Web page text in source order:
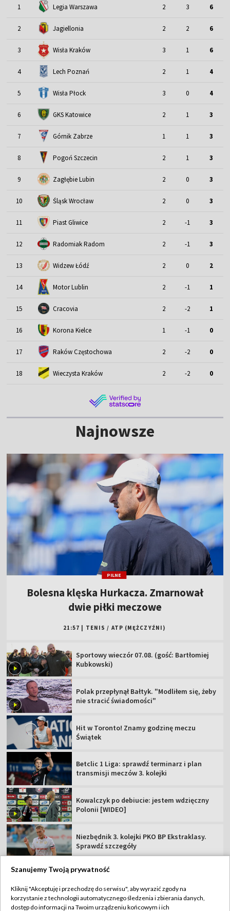
1 Legia Warszawa 2 3 6
2 Jagiellonia 2 2 6
3 Wisła Kraków 3 1 6
4 Lech Poznań 2 1 4
5 Wisła Płock 3 0 4
6 GKS Katowice 2 1 3
7 Górnik Zabrze 1 1 3
8 Pogoń Szczecin 2 1 3
9 Zagłębie Lubin 2 0 3
10 Śląsk Wrocław 2 0 3
11 Piast Gliwice 2 -1 3
12 Radomiak Radom 2 -1 3
13 Widzew Łódź 2 0 2
14 Motor Lublin 2 -1 1
15 Cracovia 2 -2 1
16 Korona Kielce 1 -1 0
17 Raków Częstochowa 2 -2 0
18 Wieczysta Kraków 2 -2 0
Najnowsze
PILNE
Bolesna klęska Hurkacza. Zmarnował
dwie piłki meczowe
21:57 TENIS / ATP (MĘŻCZYŹNI)
Sportowy wieczór 07.08. (gość: Bartłomiej
Kubkowski)
Polak przepłynął Bałtyk. "Modliłem się, żeby
nie stracić świadomości"
Hit w Toronto! Znamy godzinę meczu
Świątek
Betclic 1 Liga: sprawdź terminarz i plan
transmisji meczów 3. kolejki
Kowalczyk po debiucie: jestem wdzięczny
Polonii [WIDEO]
Niezbędnik 3. kolejki PKO BP Ekstraklasy.
Sprawdź szczegóły
TVP
Szanujemy Twoją prywatność
Kliknij "Akceptuję i przechodzę do serwisu", aby wyrazić zgody na
korzystanie z technologii automatycznego śledzenia i zbierania danych,
dostęp do informacji na Twoim urządzeniu końcowym i ich